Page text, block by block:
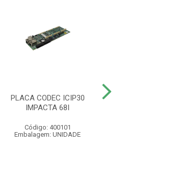
PLACA CODEC ICIP30
IMPACTA 68I
Código: 400101
Embalagem: UNIDADE